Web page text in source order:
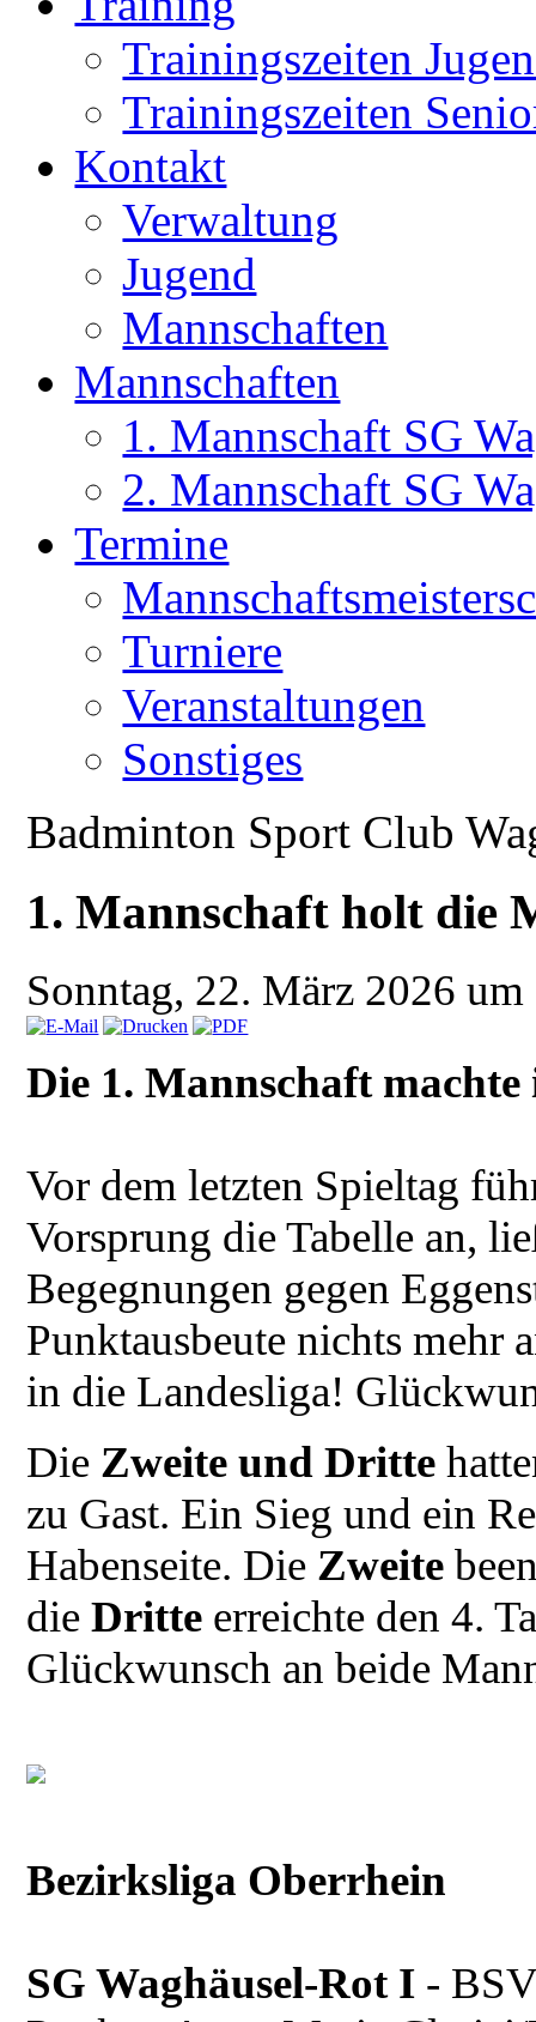
Trainingszeiten
Trainingszeiten
Kontakt
Verwaltung
Jugend
Mannschaften
Mannschaften
1. Mannschaft SG
2. Mannschaft SG
Termine
Turniere
Veranstaltungen
Sonstiges
Badminton Sport Club
1. Mannschaft holt die
Sonntag, 22. März 2026
Die 1. Mannschaft
Vor dem letzten Spieltag
Vorsprung die Tabelle an,
Begegnungen gegen
Punktausbeute nichts mehr
in die Landesliga!
Die Zweite und Dritte
zu Gast. Ein Sieg und ein
Habenseite. Die Zweite
dieDritte erreichte den 4.
Glückwunsch an beide
Bezirksliga Oberrhein
SG Waghäusel-Rot I -